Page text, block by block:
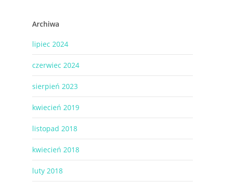
Archiwa
lipiec 2024
czerwiec 2024
sierpień 2023
kwiecień 2019
listopad 2018
kwiecień 2018
luty 2018